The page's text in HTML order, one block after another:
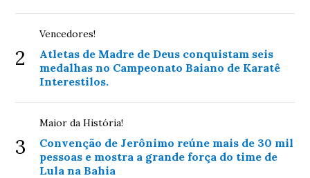
2
Vencedores!
Atletas de Madre de Deus conquistam seis
medalhas no Campeonato Baiano de Karatê
Interestilos.
3
Maior da História!
Convenção de Jerônimo reúne mais de 30 mil
pessoas e mostra a grande força do time de
Lula na Bahia